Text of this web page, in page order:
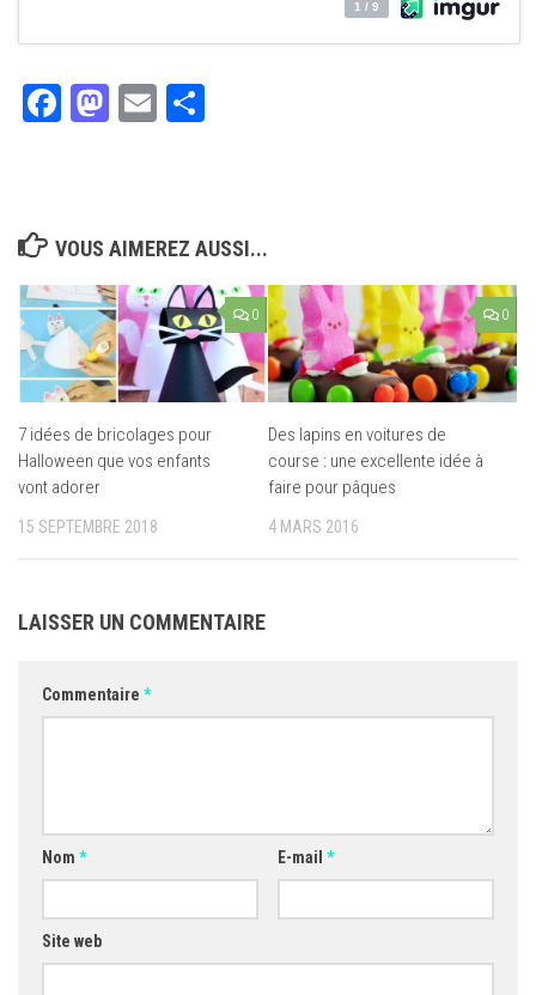
Facebook
Mastodon
Email
VOUS AIMEREZ AUSSI...
0
7 idées de bricolages pour
Halloween que vos enfants
vont adorer
15 SEPTEMBRE 2018
0
Des lapins en voitures de
course : une excellente idée à
faire pour pâques
4 MARS 2016
LAISSER UN COMMENTAIRE
Commentaire *
Nom * E-mail *
Site web